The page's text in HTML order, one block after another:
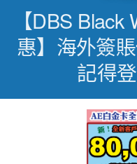
【DBS
惠】海外簽
記得